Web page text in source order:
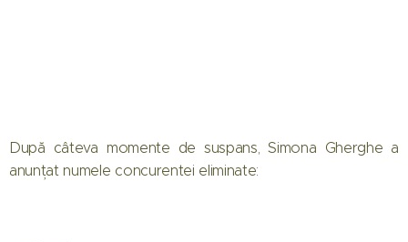
După câteva momente de suspans, Simona Gherghe a
anunțat numele concurentei eliminate: